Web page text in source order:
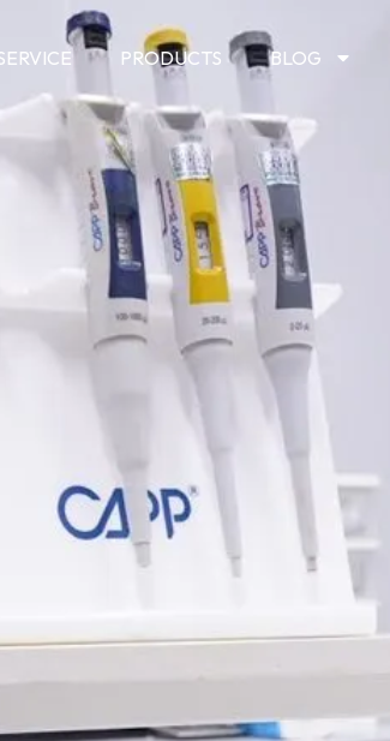
PRODUCTS BLOG